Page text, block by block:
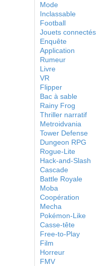
Mode
Inclassable
Football
Jouets connectés
Enquête
Application
Rumeur
Livre
VR
Flipper
Bac à sable
Rainy Frog
Thriller narratif
Metroidvania
Tower Defense
Dungeon RPG
Rogue-Lite
Hack-and-Slash
Cascade
Battle Royale
Moba
Coopération
Mecha
Pokémon-Like
Casse-tête
Free-to-Play
Film
Horreur
FMV